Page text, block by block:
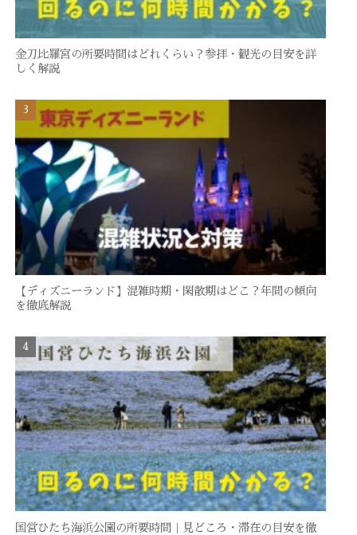
金刀比羅宮の所要時間はどれくらい？参拝・観光の目安を詳
しく解説
【ディズニーランド】混雑時期・閑散期はどこ？年間の傾向
を徹底解説
国営ひたち海浜公園の所要時間｜見どころ・滞在の目安を徹